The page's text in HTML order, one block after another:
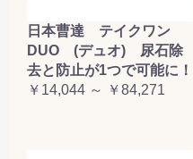
日本曹達 テイクワン
DUO (デュオ) 尿石除
去と防止が1つで可能に！
￥14,044 ～ ￥84,271